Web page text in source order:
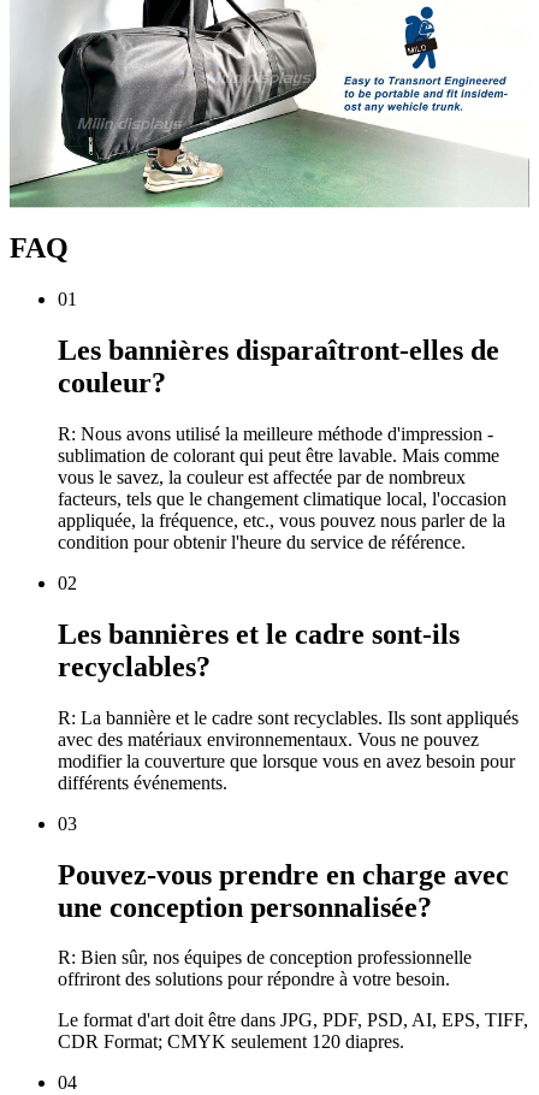
FAQ
01
Les bannières disparaîtront-elles de
couleur?
R: Nous avons utilisé la meilleure méthode d'impression -
sublimation de colorant qui peut être lavable. Mais comme
vous le savez, la couleur est affectée par de nombreux
facteurs, tels que le changement climatique local, l'occasion
appliquée, la fréquence, etc., vous pouvez nous parler de la
condition pour obtenir l'heure du service de référence.
02
Les bannières et le cadre sont-ils
recyclables?
R: La bannière et le cadre sont recyclables. Ils sont appliqués
avec des matériaux environnementaux. Vous ne pouvez
modifier la couverture que lorsque vous en avez besoin pour
différents événements.
03
Pouvez-vous prendre en charge avec
une conception personnalisée?
R: Bien sûr, nos équipes de conception professionnelle
offriront des solutions pour répondre à votre besoin.
Le format d'art doit être dans JPG, PDF, PSD, AI, EPS, TIFF,
CDR Format; CMYK seulement 120 diapres.
04